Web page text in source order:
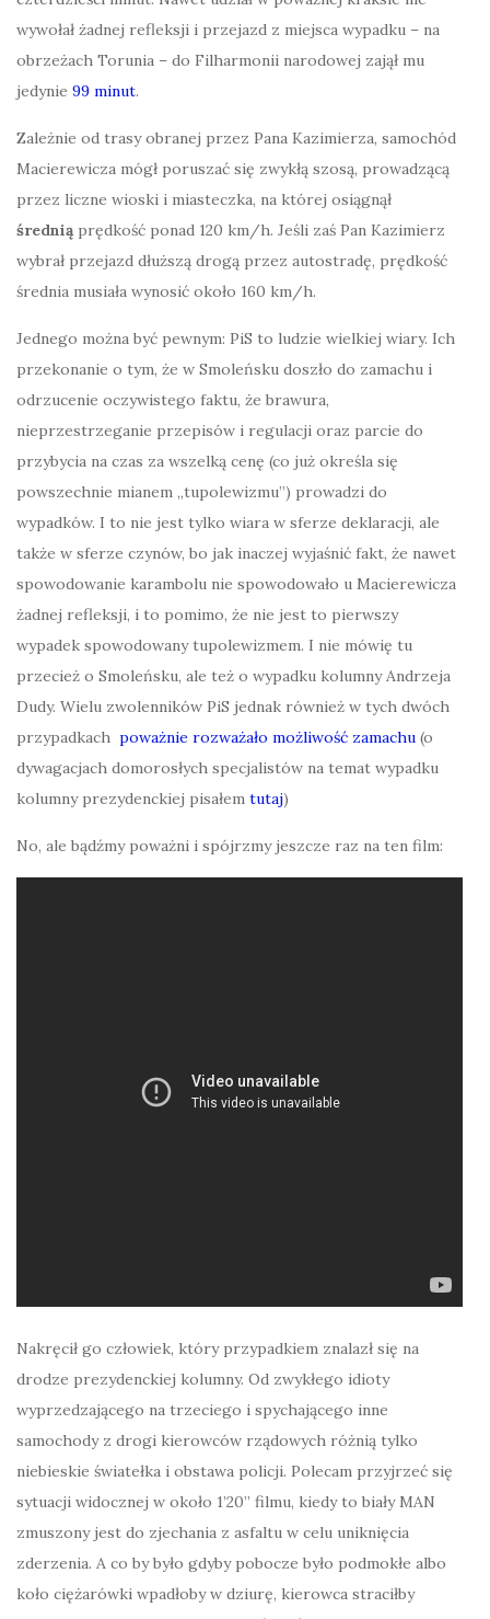
wywołał żadnej refleksji i przejazd z miejsca wypadku – na
obrzeżach Torunia – do Filharmonii narodowej zajął mu
jedynie 99 minut.
Zależnie od trasy obranej przez Pana Kazimierza, samochód
Macierewicza mógł poruszać się zwykłą szosą, prowadzącą
przez liczne wioski i miasteczka, na której osiągnął
średnią prędkość ponad 120 km/h. Jeśli zaś Pan Kazimierz
wybrał przejazd dłuższą drogą przez autostradę, prędkość
średnia musiała wynosić około 160 km/h.
Jednego można być pewnym: PiS to ludzie wielkiej wiary. Ich
przekonanie o tym, że w Smoleńsku doszło do zamachu i
odrzucenie oczywistego faktu, że brawura,
nieprzestrzeganie przepisów i regulacji oraz parcie do
przybycia na czas za wszelką cenę (co już określa się
powszechnie mianem „tupolewizmu”) prowadzi do
wypadków. I to nie jest tylko wiara w sferze deklaracji, ale
także w sferze czynów, bo jak inaczej wyjaśnić fakt, że nawet
spowodowanie karambolu nie spowodowało u Macierewicza
żadnej refleksji, i to pomimo, że nie jest to pierwszy
wypadek spowodowany tupolewizmem. I nie mówię tu
przecież o Smoleńsku, ale też o wypadku kolumny Andrzeja
Dudy. Wielu zwolenników PiS jednak również w tych dwóch
przypadkach poważnie rozważało możliwość zamachu (o
dywagacjach domorosłych specjalistów na temat wypadku
kolumny prezydenckiej pisałem tutaj)
No, ale bądźmy poważni i spójrzmy jeszcze raz na ten film:
Nakręcił go człowiek, który przypadkiem znalazł się na
drodze prezydenckiej kolumny. Od zwykłego idioty
wyprzedzającego na trzeciego i spychającego inne
samochody z drogi kierowców rządowych różnią tylko
niebieskie światełka i obstawa policji. Polecam przyjrzeć się
sytuacji widocznej w około 1’20” filmu, kiedy to biały MAN
zmuszony jest do zjechania z asfaltu w celu uniknięcia
zderzenia. A co by było gdyby pobocze było podmokłe albo
koło ciężarówki wpadłoby w dziurę, kierowca straciłby